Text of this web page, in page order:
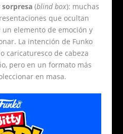
(blind box): muchas
que ocultan
elemento de emoción y
La intención de Funko
caricaturesco de cabeza
pero en un formato más
en masa.